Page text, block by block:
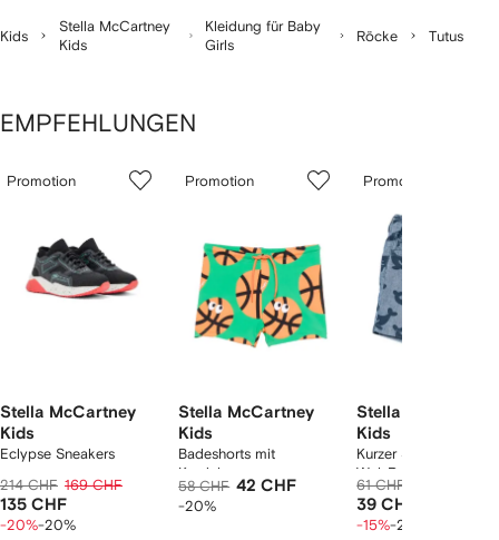
Kids
Stella McCartney
Kids
Kleidung für Baby
Girls
Röcke Tutus
EMPFEHLUNGEN
von
Promotion
Stella McCartney
Kids
Eclypse Sneakers
214 CHF 169 CHF
135 CHF
-20%-20%
von
Promotion
Stella McCartney
Kids
Badeshorts mit
Kordelzug
58 CHF 42 CHF
-20%
von
Promotion
Stella McCartney
Kids
Kurzer Strampler mit
Wal-Print
61 CHF
39 CHF
-15%-20%